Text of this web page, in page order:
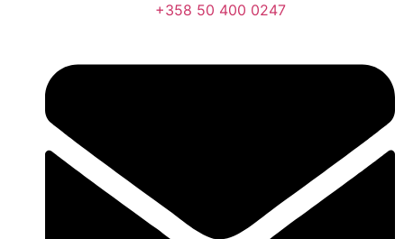
+358 50 400 0247